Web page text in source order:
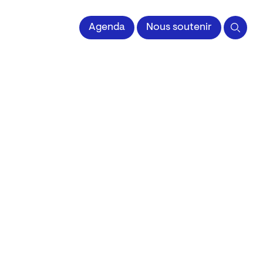
impriméeAgenda Nous soutenir